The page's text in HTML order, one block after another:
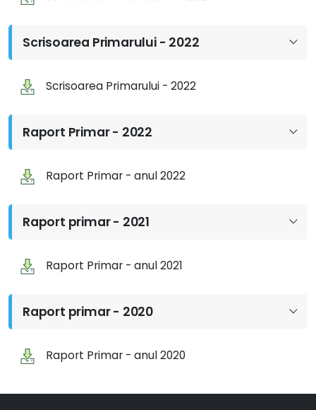
Scrisoarea Primarului - 2022
Scrisoarea Primarului - 2022
Raport Primar - 2022
Raport Primar - anul 2022
Raport primar - 2021
Raport Primar - anul 2021
Raport primar - 2020
Raport Primar - anul 2020